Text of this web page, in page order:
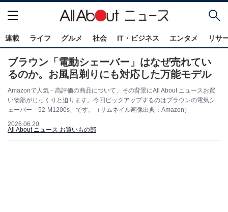
連載 ライフ グルメ 社会 IT・ビジネス エンタメ リサ
ブラウン「電動シェーバー」はなぜ売れてい
るのか。お風呂剃りにも対応した万能モデル
Amazonで人気・高評価の商品について、その背景にAll About ニュースお買
い物部がじっくりと迫ります。今回ピックアップするのはブラウンの電気シ
ェーバー「52-M1200s」です。（サムネイル画像出典：Amazon）
2026.06.20
All About ニュース お買いもの部